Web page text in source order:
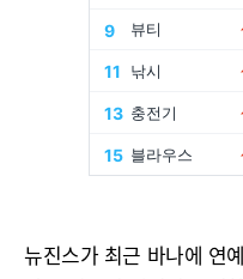
뉴진스가 최근 바나에 연